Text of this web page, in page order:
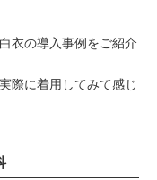
衣の導入事例をご紹介
際に着用してみて感じ